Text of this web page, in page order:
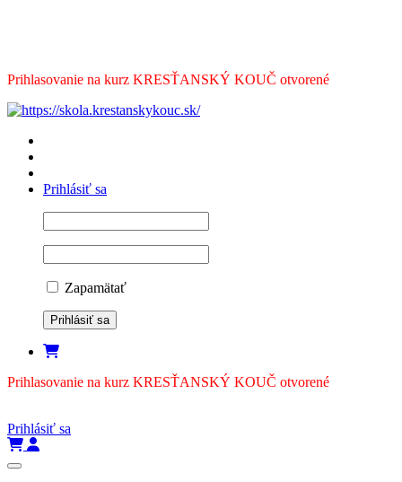
Prihlasovanie na kurz KRESŤANSKÝ KOUČ otvorené
Prihlásiť sa
Zapamätať
Prihlasovanie na kurz KRESŤANSKÝ KOUČ otvorené
Prihlásiť sa